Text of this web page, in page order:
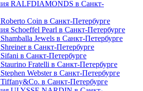
RALFDIAMONDS в Санкт-
Coin в Санкт-Петербурге
Schoeffel Pearl в Санкт-Петербурге
Jewels в Санкт-Петербурге
в Санкт-Петербурге
в Санкт-Петербурге
Fratelli в Санкт-Петербурге
Webster в Санкт-Петербурге
в Санкт-Петербурге